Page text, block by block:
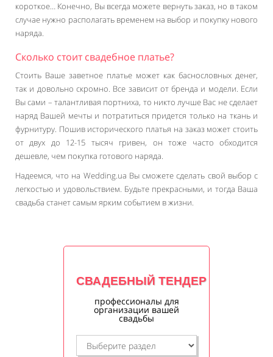
короткое… Конечно, Вы всегда можете вернуть заказ, но в таком
случае нужно располагать временем на выбор и покупку нового
наряда.
Сколько стоит свадебное платье?
Стоить Ваше заветное платье может как баснословных денег,
так и довольно скромно. Все зависит от бренда и модели. Если
Вы сами – талантливая портниха, то никто лучше Вас не сделает
наряд Вашей мечты и потратиться придется только на ткань и
фурнитуру. Пошив исторического платья на заказ может стоить
от двух до 12-15 тысяч гривен, он тоже часто обходится
дешевле, чем покупка готового наряда.
Надеемся, что на Wedding.ua Вы сможете сделать свой выбор с
легкостью и удовольствием. Будьте прекрасными, и тогда Ваша
свадьба станет самым ярким событием в жизни.
СВАДЕБНЫЙ ТЕНДЕР
профессионалы для
организации вашей
свадьбы